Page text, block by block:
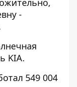
-
KIA.
549 004